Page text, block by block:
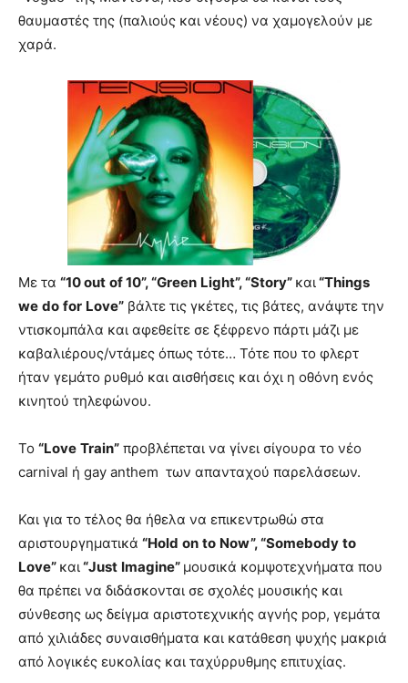
θαυμαστές της (παλιούς και νέους) να χαμογελούν με
χαρά.
Με τα “10out of10”, “Green Light”, “Story” και“Things
we do for Love” βάλτε τις γκέτες, τις βάτες, ανάψτε την
ντισκομπάλα και αφεθείτε σε ξέφρενο πάρτι μάζι με
καβαλιέρους/ντάμες όπως τότε… Τότε που το φλερτ
ήταν γεμάτο ρυθμό και αισθήσεις και όχι η οθόνη ενός
κινητού τηλεφώνου.
Το “Love Train” προβλέπεται να γίνει σίγουρα το νέο
carnival ή gay anthem των απανταχού παρελάσεων.
Και για το τέλος θα ήθελα να επικεντρωθώ στα
αριστουργηματικά “Hold on to Now”, “Somebody to
Love” και“Just Imagine” μουσικά κομψοτεχνήματα που
θα πρέπει να διδάσκονται σε σχολές μουσικής και
σύνθεσης ως δείγμα αριστοτεχνικής αγνής pop, γεμάτα
από χιλιάδες συναισθήματα και κατάθεση ψυχής μακριά
από λογικές ευκολίας και ταχύρρυθμης επιτυχίας.